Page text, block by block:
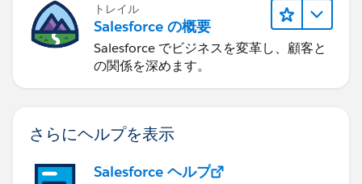
トレイル
Salesforce の概要
Salesforce でビジネスを変革し、顧客と
の関係を深めます。
さらにヘルプを表示
Salesforce ヘルプ